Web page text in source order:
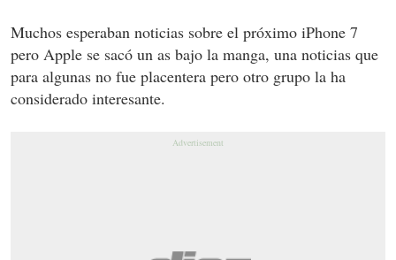
Muchos esperaban noticias sobre el próximo iPhone 7
pero Apple se sacó un as bajo la manga, una noticias que
para algunas no fue placentera pero otro grupo la ha
considerado interesante.